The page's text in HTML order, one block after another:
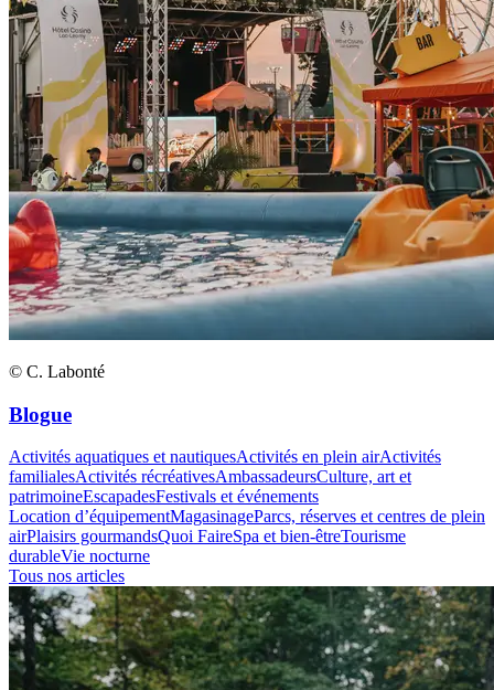
© C. Labonté
Blogue
Activités aquatiques et nautiquesActivités en plein airActivités
familialesActivités récréativesAmbassadeursCulture, art et
patrimoineEscapadesFestivals et événements
Location d’équipementMagasinageParcs, réserves et centres de plein
airPlaisirs gourmandsQuoi FaireSpa et bien-êtreTourisme
durableVie nocturne
Tous nos articles